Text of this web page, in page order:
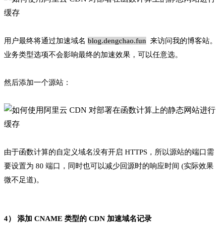
用户最终将通过加速域名 blog.dengchao.fun 来访问我的博客站。
业务类型选项不会影响最终的加速效果，可以任意选。
然后添加一个源站：
由于函数计算的自定义域名没有开启 HTTPS，所以源站的端口需
要设置为 80 端口，同时也可以减少回源时的响应时间 (实际效果
微不足道)。
4） 添加 CNAME 类型的 CDN 加速域名记录